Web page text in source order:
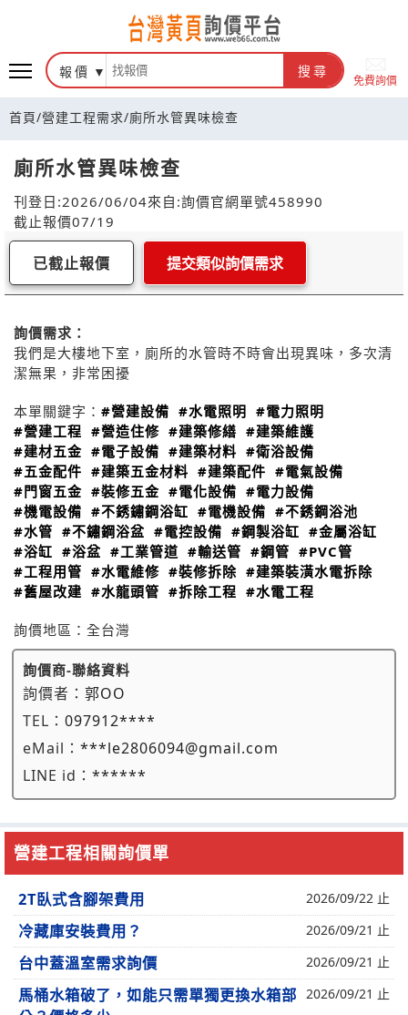
報價 搜尋
免費詢價
首頁/營建工程需求/廁所水管異味檢查
廁所水管異味檢查
刊登日:2026/06/04來自:詢價官網單號458990
截止報價07/19
已截止報價 提交類似詢價需求
詢價需求：
我們是大樓地下室，廁所的水管時不時會出現異味，多次清
潔無果，非常困擾
本單關鍵字： #營建設備 #水電照明 #電力照明
#營建工程 #營造住修 #建築修繕 #建築維護
#建材五金 #電子設備 #建築材料 #衛浴設備
#五金配件 #建築五金材料 #建築配件 #電氣設備
#門窗五金 #裝修五金 #電化設備 #電力設備
#機電設備 #不銹鏽鋼浴缸 #電機設備 #不銹鋼浴池
#水管 #不鏽鋼浴盆 #電控設備 #鋼製浴缸 #金屬浴缸
#浴缸 #浴盆 #工業管道 #輸送管 #鋼管 #PVC管
#工程用管 #水電維修 #裝修拆除 #建築裝潢水電拆除
#舊屋改建 #水龍頭管 #拆除工程 #水電工程
詢價地區： 全台灣
詢價商-聯絡資料
詢價者： 郭OO
TEL： 097912****
eMail： ***le2806094@gmail.com
LINE id： ******
營建工程相關詢價單
2T臥式含腳架費用 2026/09/22 止
冷藏庫安裝費用？ 2026/09/21 止
台中蓋溫室需求詢價 2026/09/21 止
馬桶水箱破了，如能只需單獨更換水箱部 2026/09/21 止